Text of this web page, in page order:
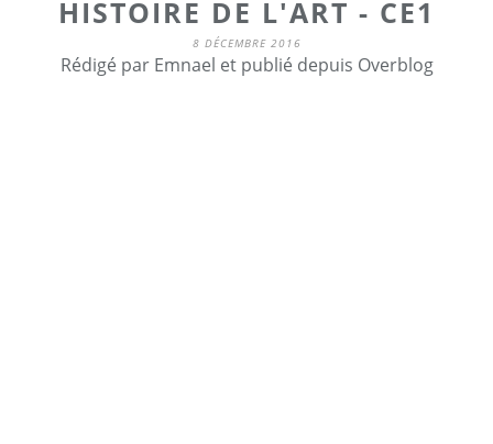
HISTOIRE DE L'ART - CE1
8 DÉCEMBRE 2016
Rédigé par Emnael et publié depuis Overblog